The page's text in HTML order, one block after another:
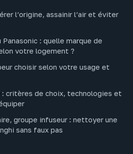
l’origine, assainir l’air et éviter
: quelle marque de
votre logement ?
choisir selon votre usage et
: critères de choix, technologies et
groupe infuseur : nettoyer une
sans faux pas